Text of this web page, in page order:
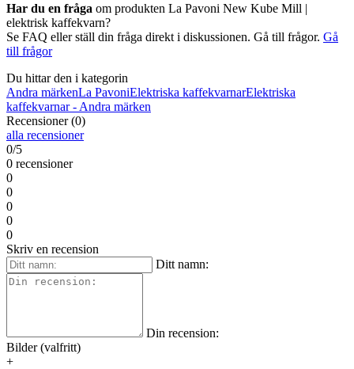
Har du en fråga om produkten La Pavoni New Kube Mill |
elektrisk kaffekvarn?
Se FAQ eller ställ din fråga direkt i diskussionen. Gå till frågor. Gå
till frågor
Du hittar den i kategorin
Andra märkenLa PavoniElektriska kaffekvarnarElektriska
kaffekvarnar - Andra märken
Recensioner (0)
alla recensioner
0/5
0 recensioner
0
0
0
0
0
Skriv en recension
Ditt namn:
Din recension:
Bilder (valfritt)
+